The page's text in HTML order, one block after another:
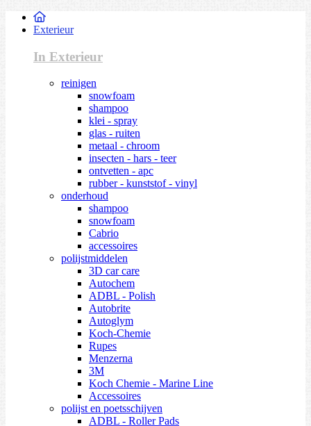
Exterieur
In Exterieur
reinigen
snowfoam
shampoo
klei - spray
glas - ruiten
metaal - chroom
insecten - hars - teer
ontvetten - apc
rubber - kunststof - vinyl
onderhoud
shampoo
snowfoam
Cabrio
accessoires
polijstmiddelen
3D car care
Autochem
ADBL - Polish
Autobrite
Autoglym
Koch-Chemie
Rupes
Menzerna
3M
Koch Chemie - Marine Line
Accessoires
polijst en poetsschijven
ADBL - Roller Pads